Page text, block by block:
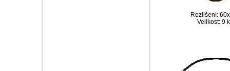
Rozlišení:
Velikost: 9